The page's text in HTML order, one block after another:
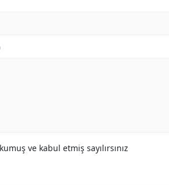
ve kabul etmiş sayılırsınız